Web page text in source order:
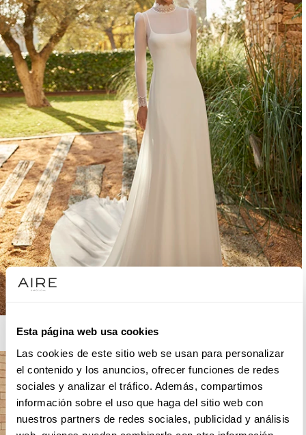
Esta página web usa cookies
Las cookies de este sitio web se usan para personalizar
el contenido y los anuncios, ofrecer funciones de redes
sociales y analizar el tráfico. Además, compartimos
información sobre el uso que haga del sitio web con
nuestros partners de redes sociales, publicidad y análisis
AIRE BOHO